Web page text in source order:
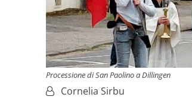
Processione di San Paolino a Dillingen
Von:Cornelia Sirbu